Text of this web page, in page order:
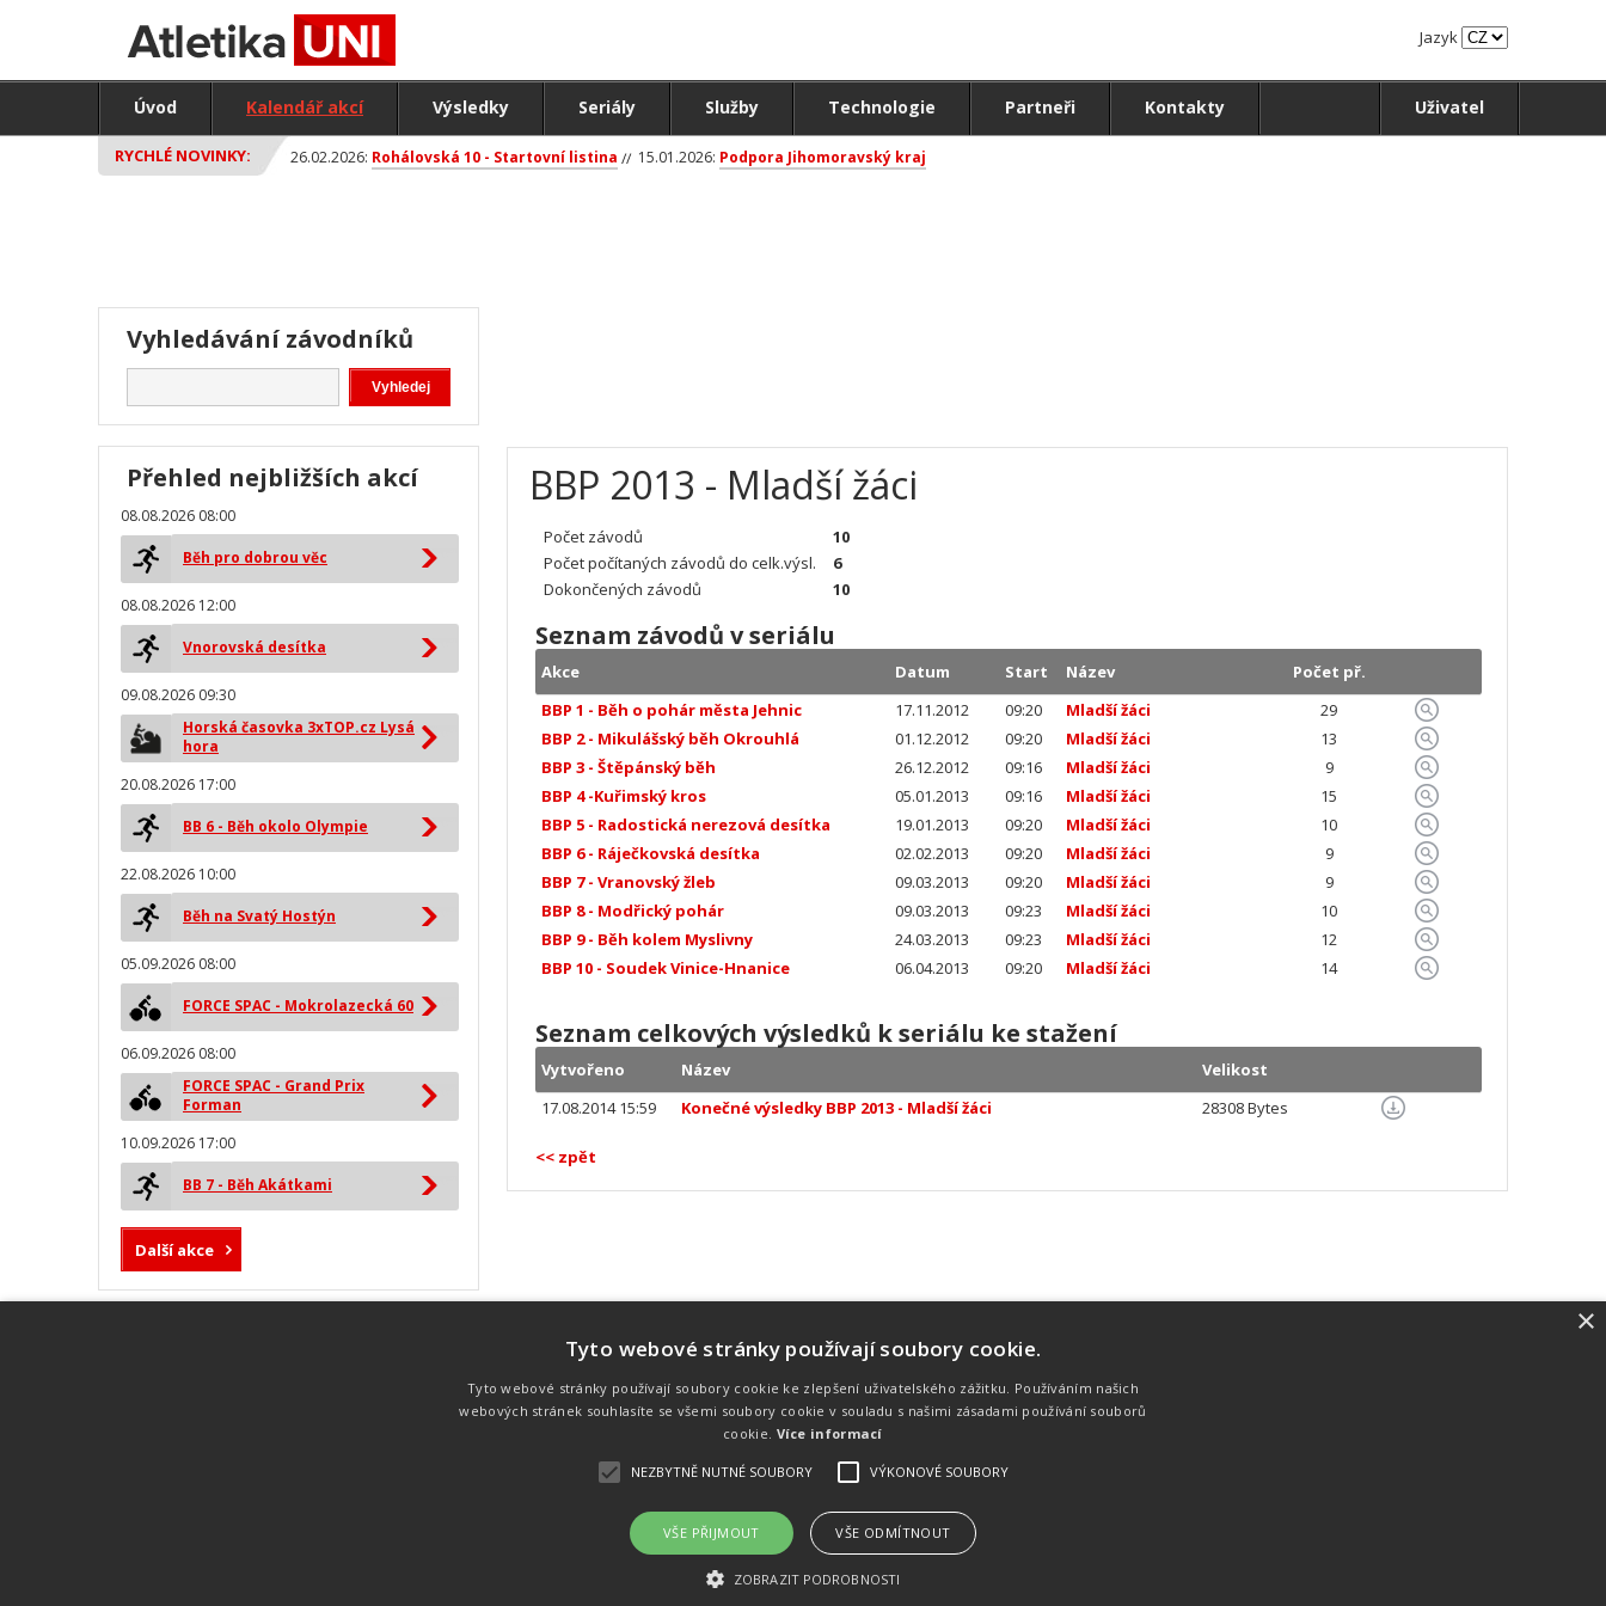
Jazyk
Úvod Kalendář akcí Výsledky Seriály Služby Technologie Partneři Kontakty Uživatel
RYCHLÉ NOVINKY: 26.02.2026: Rohálovská 10 - Startovní listina 15.01.2026: Podpora Jihomoravský kraj
BBP 2013 - Mladší žáci
Počet závodů
10
Počet počítaných závodů do celk.výsl.
6
Dokončených závodů
10
Seznam závodů v seriálu
Akce Datum Start Název
Počet př.
BBP 1 - Běh o pohár města Jehnic
17.11.2012 09:20 Mladší žáci
29
BBP 2 - Mikulášský běh Okrouhlá
01.12.2012 09:20 Mladší žáci
13
BBP 3 - Štěpánský běh
26.12.2012 09:16 Mladší žáci
9
BBP 4 -Kuřimský kros
05.01.2013 09:16 Mladší žáci
15
BBP 5 - Radostická nerezová desítka
19.01.2013 09:20 Mladší žáci
10
BBP 6 - Ráječkovská desítka
02.02.2013 09:20 Mladší žáci
9
BBP 7 - Vranovský žleb
09.03.2013 09:20 Mladší žáci
9
BBP 8 - Modřický pohár
09.03.2013 09:23 Mladší žáci
10
BBP 9 - Běh kolem Myslivny
24.03.2013 09:23 Mladší žáci
12
BBP 10 - Soudek Vinice-Hnanice
06.04.2013 09:20 Mladší žáci 14
Seznam celkových výsledků k seriálu ke stažení
Vytvořeno Název
Velikost
17.08.2014 15:59
Konečné výsledky BBP 2013 - Mladší žáci 28308 Bytes
<< zpět
Vyhledávání závodníků
Přehled nejbližších akcí
08.08.2026 08:00
Běh pro dobrou věc
08.08.2026 12:00
Vnorovská desítka
09.08.2026 09:30
Horská časovka 3xTOP.cz Lysá
hora
20.08.2026 17:00
BB 6 - Běh okolo Olympie
22.08.2026 10:00
Běh na Svatý Hostýn
05.09.2026 08:00
FORCE SPAC - Mokrolazecká 60
06.09.2026 08:00
FORCE SPAC - Grand Prix
Forman
10.09.2026 17:00
BB 7 - Běh Akátkami
Další akce
technologie od společnosti MYLAPS. Tato
technologie je používána na olympijských
Náš tým
Náš tým je schopen na profesionální
úrovni zajistit pořádání sportovních
soutěží. Organizaci závodů, registraci na
místě, měření, zpracování a publikaci
zakázku. Lze online publikovat výsledky
. Publikování a šíření obsahu je bez písemného souhlasu
Úvod Kalendář akcí
×
Tyto webové stránky používají soubory cookie.
Tyto webové stránky používají soubory cookie ke zlepšení uživatelského zážitku. Používáním našich
webových stránek souhlasíte se všemi soubory cookie v souladu s našimi zásadami používání souborů
cookie. Více informací
NEZBYTNĚ NUTNÉ SOUBORY VÝKONOVÉ SOUBORY
VŠE PŘIJMOUT VŠE ODMÍTNOUT
ZOBRAZIT PODROBNOSTI